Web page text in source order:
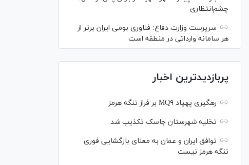
چشم‌انتظاری
سرپرست وزارت دفاع: فناوری بومی ایران برتر از
هر سامانه وارداتی در منطقه است
پربازدیدترین اخبار
رهگیری پهپاد MQ۹ بر فراز تنگه هرمز
تخلیه شهرستان جاسک تکذیب شد
توافق ایران و عمان به معنای بازگشایی فوری
تنگه هرمز نیست